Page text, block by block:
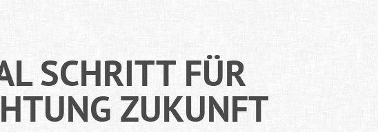
SCHRITT FÜR
ZUKUNFT